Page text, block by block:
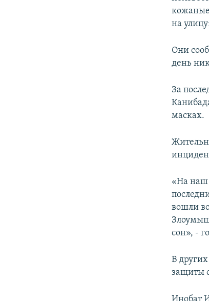
на
Они
день
За
масках.
«На наш
вошли
сон», -
В
защиты